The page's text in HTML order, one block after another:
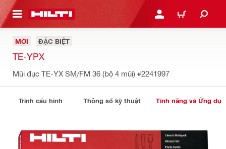
NỘI DUNG CHÍNH ĐĂNG NHẬP HOẶC
GIỎ HÀNG
MỚI ĐẶC BIỆT
TE-YPX
Mũi đục TE-YX SM/FM 36 (bộ 4 mũi) #2241997
Trình cấu hình Thông số kỹ thuật Tính năng và Ứng